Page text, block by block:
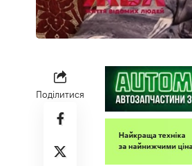
Поділитися